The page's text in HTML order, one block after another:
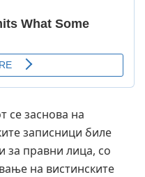
се заснова на
записници биле
за правни лица, со
на вистинските